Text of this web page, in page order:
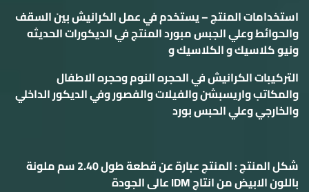
استخدامات المنتج – يستخدم في عمل الكرانيش بين السقف
والحوائط وعلي الجبس مبورد المنتج في الديكورات الحديثه
ونيو كلاسيك و الكلاسيك و
التركيبات الكرانيش في الحجره النوم وحجره الاطفال
والمكاتب واريسبشن والفيلات والفصور وفي الديكور الداخلي
والخارجي وعلي الحبس بورد
شكل المنتج : المنتج عبارة عن قطعة طول 2.40 سم ملونة
باللون الابيض من انتاج IDM عالى الجودة